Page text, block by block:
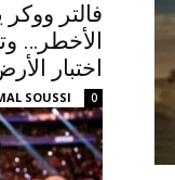
فالتر
الأخطر…
اختبار
SOUSSI 0